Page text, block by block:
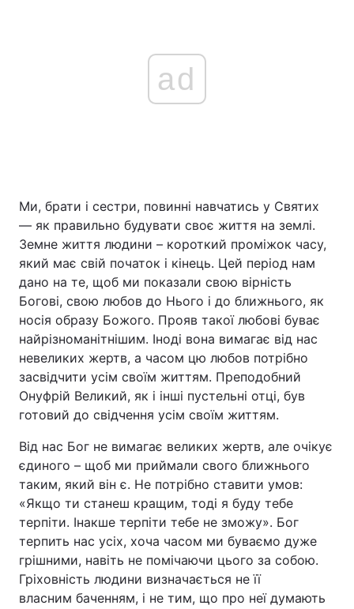
ad
Ми, брати і сестри, повинні навчатись у Cвятих
— як правильно будувати своє життя на землі.
Земне життя людини – короткий проміжок часу,
який має свій початок і кінець. Цей період нам
дано на те, щоб ми показали свою вірність
Богові, свою любов до Нього і до ближнього, як
носія образу Божого. Прояв такої любові буває
найрізноманітнішим. Іноді вона вимагає від нас
невеликих жертв, а часом цю любов потрібно
засвідчити усім своїм життям. Преподобний
Онуфрій Великий, як і інші пустельні отці, був
готовий до свідчення усім своїм життям.
Від нас Бог не вимагає великих жертв, але очікує
єдиного – щоб ми приймали свого ближнього
таким, який він є. Не потрібно ставити умов:
«Якщо ти станеш кращим, тоді я буду тебе
терпіти. Інакше терпіти тебе не зможу». Бог
терпить нас усіх, хоча часом ми буваємо дуже
грішними, навіть не помічаючи цього за собою.
Гріховність людини визначається не її
власним баченням, і не тим, що про неї думають